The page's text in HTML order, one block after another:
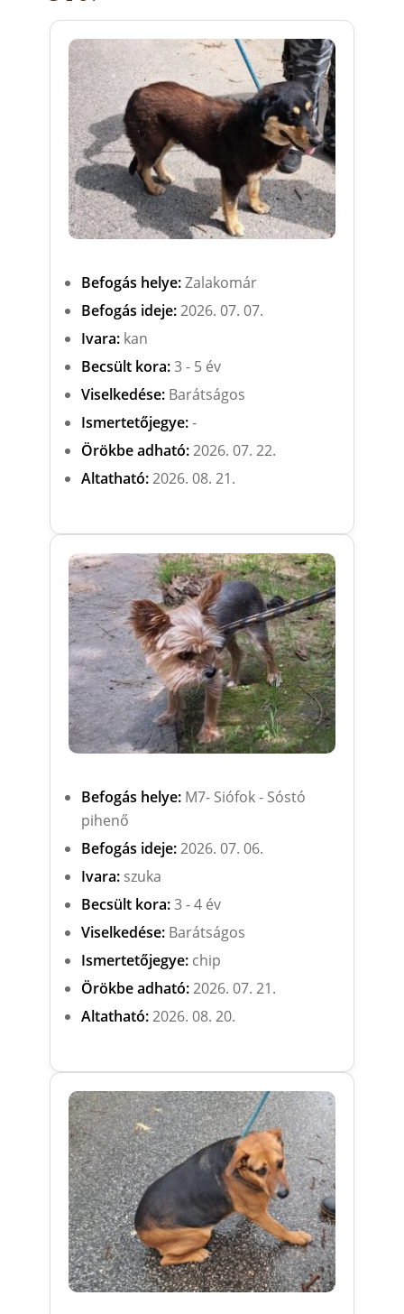
Befogás helye:Zalakomár
Befogás ideje:2026. 07. 07.
Ivara:kan
Becsült kora:3 - 5 év
Viselkedése:Barátságos
Ismertetőjegye:-
Örökbe adható:2026. 07. 22.
Altatható:2026. 08. 21.
Befogás helye:M7- Siófok - Sóstó
pihenő
Befogás ideje:2026. 07. 06.
Ivara:szuka
Becsült kora:3 - 4 év
Viselkedése:Barátságos
Ismertetőjegye:chip
Örökbe adható:2026. 07. 21.
Altatható:2026. 08. 20.